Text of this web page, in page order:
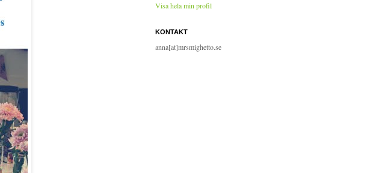
Visa hela min profil
KONTAKT
anna[at]mrsmighetto.se